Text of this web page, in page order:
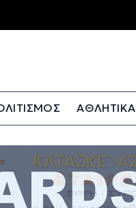
ΑΘΛΗΤΙΚΑ